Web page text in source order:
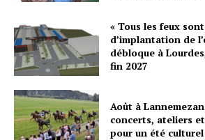
« Tous les feux
d’implantation de
débloque à
fin 2027
Août à
concerts, ateliers
pour un été